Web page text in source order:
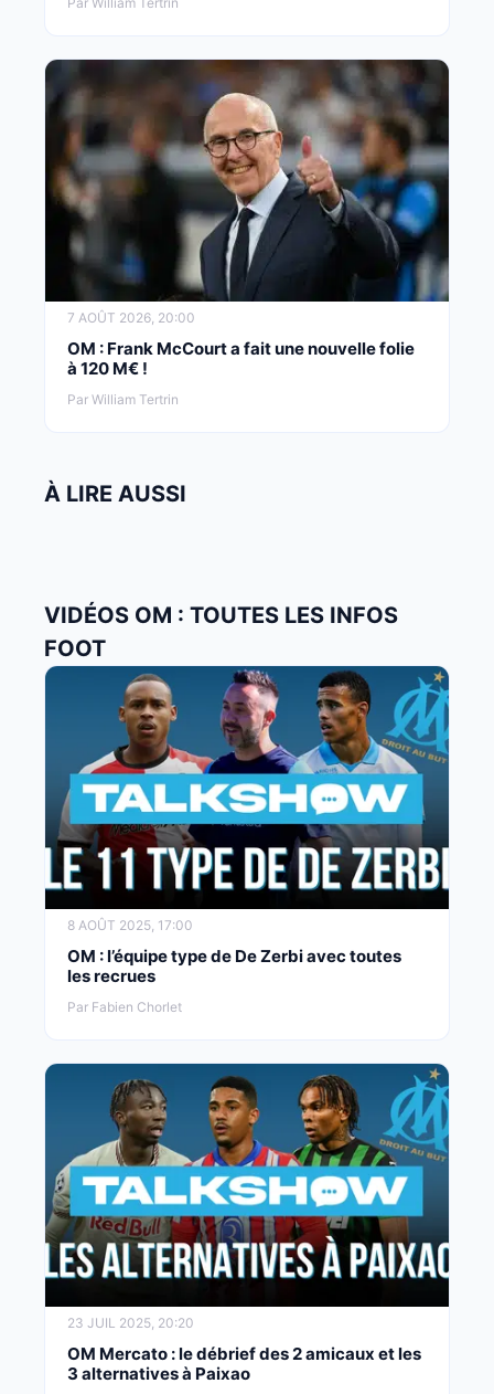
7 AOÛT 2026, 20:00
OM : Frank McCourt a fait une nouvelle folie
à 120 M€ !
Par William Tertrin
À LIRE AUSSI
VIDÉOS OM : TOUTES LES INFOS
FOOT
8 AOÛT 2025, 17:00
OM : l’équipe type de De Zerbi avec toutes
les recrues
Par Fabien Chorlet
23 JUIL 2025, 20:20
OM Mercato : le débrief des 2 amicaux et les
3 alternatives à Paixao